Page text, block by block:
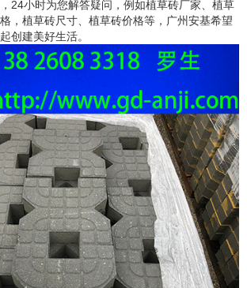
24小时为您解答疑问，例如植草砖厂家、植草
，植草砖尺寸、植草砖价格等，广州安基希望
创建美好生活。